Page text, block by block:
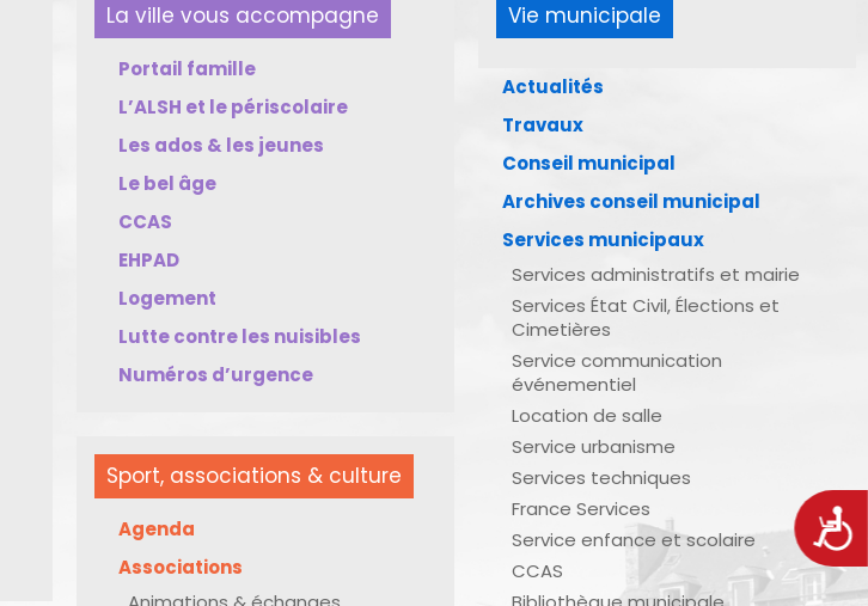
La ville vous accompagne
Portail famille
L’ALSH et le périscolaire
Les ados & les jeunes
Le bel âge
CCAS
EHPAD
Logement
Lutte contre les nuisibles
Numéros d’urgence
Sport, associations & culture
Agenda
Associations
Vie municipale
Actualités
Travaux
Conseil municipal
Archives conseil municipal
Services municipaux
Services administratifs et mairie
Services État Civil, Élections et
Cimetières
Service communication
événementiel
Location de salle
Service urbanisme
Services techniques
France Services
Service enfance et scolaire
CCAS